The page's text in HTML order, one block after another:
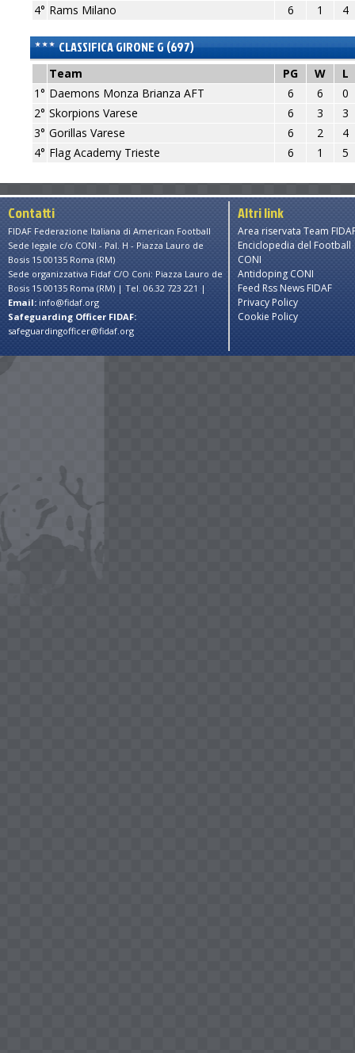
4° Rams Milano 6 1 4
CLASSIFICA GIRONE G (697)
Team PG W
L
1° Daemons Monza Brianza AFT 6 6
0
2° Skorpions Varese 6 3
3
3° Gorillas Varese 6 2
4
4° Flag Academy Trieste 6 1 5
Contatti
FIDAF Federazione Italiana di American Football
Sede legale c/o CONI - Pal. H - Piazza Lauro de
Bosis 15 00135 Roma (RM)
Sede organizzativa Fidaf C/O Coni: Piazza Lauro de
Bosis 15 00135 Roma (RM) | Tel. 06.32 723 221 |
Email: info@fidaf.org
Safeguarding Officer FIDAF:
safeguardingofficer@fidaf.org
Altri link
Area riservata Team
Enciclopedia del Football
CONI
Antidoping CONI
Feed Rss News FIDAF
Privacy Policy
Cookie Policy